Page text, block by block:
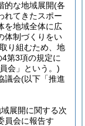
的な地域展開(各
れてきたスポー
を地域全体に広
体制づくりをい
り組むため、地
第3項の規定に
会」という。)
議会(以下「推進
展開に関する次
員会に報告す